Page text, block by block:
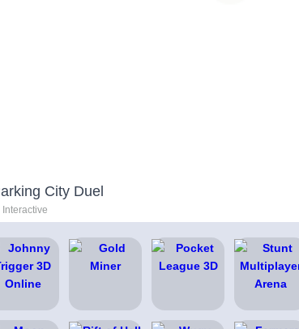
City Duel